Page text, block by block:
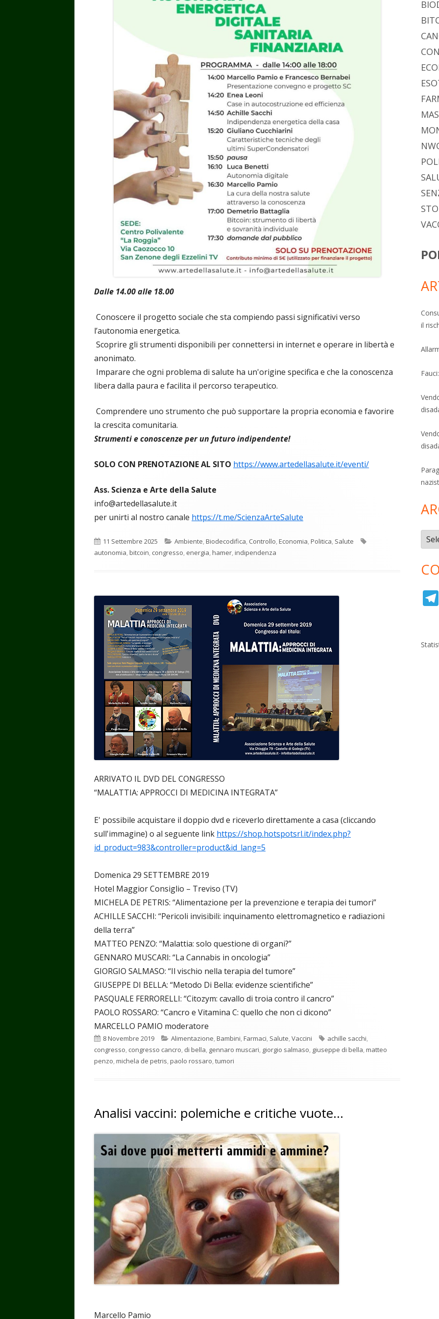
Dalle 14.00 alle 18.00
Conoscere il progetto sociale che sta compiendo passi significativi verso
l’autonomia energetica.
Scoprire gli strumenti disponibili per connettersi in internet e operare in libertà e
anonimato.
Imparare che ogni problema di salute ha un'origine specifica e che la conoscenza
libera dalla paura e facilita il percorso terapeutico.
Comprendere uno strumento che può supportare la propria economia e favorire
la crescita comunitaria.
Strumenti e conoscenze per un futuro indipendente!
SOLO CON PRENOTAZIONE AL SITO https://www.artedellasalute.it/eventi/
Ass. Scienza e Arte della Salute
info@artedellasalute.it
per unirti al nostro canale https://t.me/ScienzaArteSalute
Pubblicato
11 Settembre 2025 Categorie
Ambiente,Biodecodifica, Controllo,Economia,Politica, Salute
autonomia,bitcoin, congresso, energia,hamer,indipendenza
ARRIVATO IL DVD DEL CONGRESSO
“MALATTIA: APPROCCI DI MEDICINA INTEGRATA”
E' possibile acquistare il doppio dvd e riceverlo direttamente a casa (cliccando
sull'immagine) o al seguente link https://shop.hotspotsrl.it/index.php?
id_product=983&controller=product&id_lang=5
Domenica 29 SETTEMBRE 2019
Hotel Maggior Consiglio – Treviso (TV)
MICHELA DE PETRIS: “Alimentazione per la prevenzione e terapia dei tumori”
ACHILLE SACCHI: “Pericoli invisibili: inquinamento elettromagnetico e radiazioni
della terra”
MATTEO PENZO: “Malattia: solo questione di organi?”
GENNARO MUSCARI: “La Cannabis in oncologia”
GIORGIO SALMASO: “Il vischio nella terapia del tumore”
GIUSEPPE DI BELLA: “Metodo Di Bella: evidenze scientifiche”
PASQUALE FERRORELLI: “Citozym: cavallo di troia contro il cancro”
PAOLO ROSSARO: “Cancro e Vitamina C: quello che non ci dicono”
MARCELLO PAMIO moderatore
Pubblicato
8 Novembre 2019 Categorie
Alimentazione,Bambini,Farmaci, Salute,Vaccini Tag
achille sacchi,
congresso, congresso cancro, di bella, gennaro muscari, giorgio salmaso, giuseppe di bella,matteo
penzo,michela de petris,paolo rossaro,tumori
Analisi vaccini: polemiche e critiche vuote…
Marcello Pamio
il